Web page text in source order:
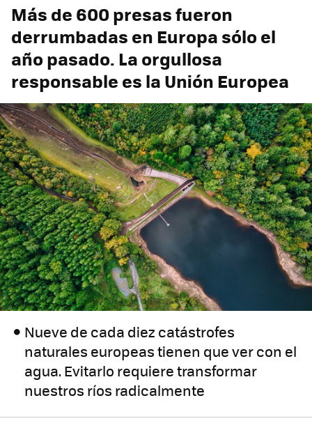
Más de 600 presas fueron
derrumbadas en Europa sólo el
año pasado. La orgullosa
responsable es la Unión Europea
Nueve de cada diez catástrofes
naturales europeas tienen que ver con el
agua. Evitarlo requiere transformar
nuestros ríos radicalmente